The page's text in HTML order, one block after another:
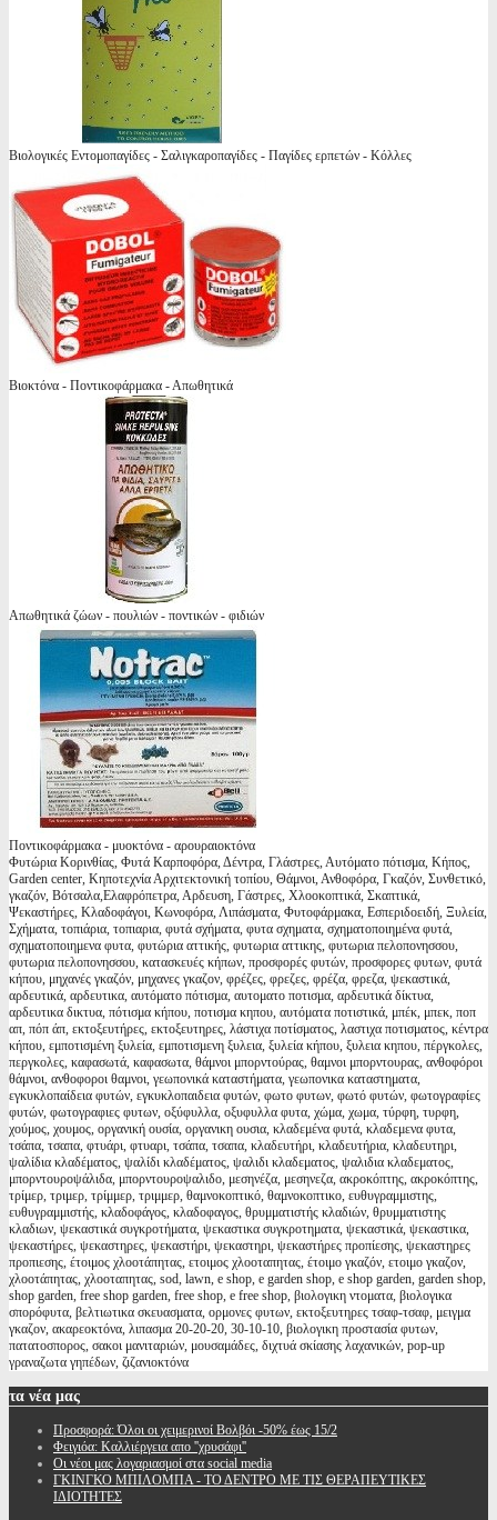
Βιολογικές Εντομοπαγίδες - Σαλιγκαροπαγίδες - Παγίδες ερπετών - Κόλλες
Βιοκτόνα - Ποντικοφάρμακα - Απωθητικά
Απωθητικά ζώων - πουλιών - ποντικών - φιδιών
Ποντικοφάρμακα - μυοκτόνα - αρουραιοκτόνα
Φυτώρια Κορινθίας, Φυτά Καρποφόρα, Δέντρα, Γλάστρες, Αυτόματο πότισμα, Κήπος,
Garden center, Κηποτεχνία Αρχιτεκτονική τοπίου, Θάμνοι, Ανθοφόρα, Γκαζόν, Συνθετικό,
γκαζόν, Βότσαλα,Ελαφρόπετρα, Αρδευση, Γάστρες, Χλοοκοπτικά, Σκαπτικά,
Ψεκαστήρες, Κλαδοφάγοι, Κωνοφόρα, Λιπάσματα, Φυτοφάρμακα, Εσπεριδοειδή, Ξυλεία,
Σχήματα, τοπιάρια, τοπιαρια, φυτά σχήματα, φυτα σχηματα, σχηματοποιημένα φυτά,
σχηματοποιημενα φυτα, φυτώρια αττικής, φυτωρια αττικης, φυτωρια πελοπονησσου,
φυτωρια πελοπονησσου, κατασκευές κήπων, προσφορές φυτών, προσφορες φυτων, φυτά
κήπου, μηχανές γκαζόν, μηχανες γκαζον, φρέζες, φρεζες, φρέζα, φρεζα, ψεκαστικά,
αρδευτικά, αρδευτικα, αυτόματο πότισμα, αυτοματο ποτισμα, αρδευτικά δίκτυα,
αρδευτικα δικτυα, πότισμα κήπου, ποτισμα κηπου, αυτόματα ποτιστικά, μπέκ, μπεκ, ποπ
απ, πόπ άπ, εκτοξευτήρες, εκτοξευτηρες, λάστιχα ποτίσματος, λαστιχα ποτισματος, κέντρα
κήπου, εμποτισμένη ξυλεία, εμποτισμενη ξυλεια, ξυλεία κήπου, ξυλεια κηπου, πέργκολες,
περγκολες, καφασωτά, καφασωτα, θάμνοι μπορντούρας, θαμνοι μπορντουρας, ανθοφόροι
θάμνοι, ανθοφοροι θαμνοι, γεωπονικά καταστήματα, γεωπονικα καταστηματα,
εγκυκλοπαίδεια φυτών, εγκυκλοπαιδεια φυτών, φωτο φυτων, φωτό φυτών, φωτογραφίες
φυτών, φωτογραφιες φυτων, οξύφυλλα, οξυφυλλα φυτα, χώμα, χωμα, τύρφη, τυρφη,
χούμος, χουμος, οργανική ουσία, οργανικη ουσια, κλαδεμένα φυτά, κλαδεμενα φυτα,
τσάπα, τσαπα, φτυάρι, φτυαρι, τσάπα, τσαπα, κλαδευτήρι, κλαδευτήρια, κλαδευτηρι,
ψαλίδια κλαδέματος, ψαλίδι κλαδέματος, ψαλιδι κλαδεματος, ψαλιδια κλαδεματος,
μπορντουροψάλιδα, μπορντουροψαλιδο, μεσηνέζα, μεσηνεζα, ακροκόπτης, ακροκόπτης,
τρίμερ, τριμερ, τρίμμερ, τριμμερ, θαμνοκοπτικό, θαμνοκοπτικο, ευθυγραμμιστης,
ευθυγραμμιστής, κλαδοφάγος, κλαδοφαγος, θρυμματιστής κλαδιών, θρυμματιστης
κλαδιων, ψεκαστικά συγκροτήματα, ψεκαστικα συγκροτηματα, ψεκαστικά, ψεκαστικα,
ψεκαστήρες, ψεκαστηρες, ψεκαστήρι, ψεκαστηρι, ψεκαστήρες προπίεσης, ψεκαστηρες
προπιεσης, έτοιμος χλοοτάπητας, ετοιμος χλοοταπητας, έτοιμο γκαζόν, ετοιμο γκαζον,
χλοοτάπητας, χλοοταπητας, sod, lawn, e shop, e garden shop, e shop garden, garden shop,
shop garden, free shop garden, free shop, e free shop, βιολογικη ντοματα, βιολογικα
σπορόφυτα, βελτιωτικα σκευασματα, ορμονες φυτων, εκτοξευτηρες τσαφ-τσαφ, μειγμα
γκαζον, ακαρεοκτόνα, λιπασμα 20-20-20, 30-10-10, βιολογικη προστασία φυτων,
πατατοσπορος, σακοι μανιταριών, μουσαμάδες, διχτυά σκίασης λαχανικών, pop-up
γραναζωτα γηπέδων, ζιζανιοκτόνα
τα νέα μας
Προσφορά: Όλοι οι χειμερινοί Βολβόι -50% έως 15/2
Φειγιόα: Καλλιέργεια απο ''χρυσάφι''
Oι νέοι μας λογαριασμοί στα social media
ΓΚΙΝΓΚΟ ΜΠΙΛΟΜΠΑ - ΤΟ ΔΕΝΤΡΟ ΜΕ ΤΙΣ ΘΕΡΑΠΕΥΤΙΚΕΣ
ΙΔΙΟΤΗΤΕΣ